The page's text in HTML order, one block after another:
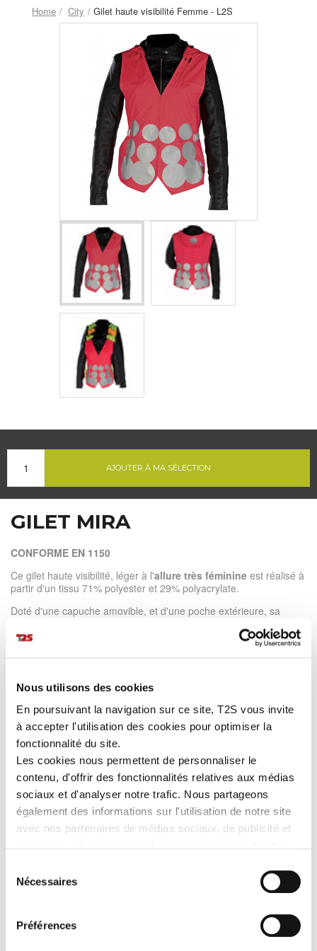
Nous utilisons des cookies
En poursuivant la navigation sur ce site, T2S vous invite
à accepter l'utilisation des cookies pour optimiser la
fonctionnalité du site.
Les cookies nous permettent de personnaliser le
contenu, d'offrir des fonctionnalités relatives aux médias
sociaux et d'analyser notre trafic. Nous partageons
également des informations sur l'utilisation de notre site
avec nos partenaires de médias sociaux, de publicité et
collectées lors de votre utilisation de leurs services.
Nécessaires
Préférences
Home City Gilet haute visibilité Femme - L2S
AJOUTER À MA SÉLECTION
GILET MIRA
CONFORME EN 1150
Ce gilet haute visibilité, léger à l'allure très féminine est réalisé à
partir d'un tissu 71% polyester et 29% polyacrylate.
Doté d'une capuche amovible, et d'une poche extérieure, sa
exceptionnelle.
Sesmotifs rétroréfléchissantsvous assurent unesécurité
PLUS DE DÉTAILS
EN SAVOIR PLUS
Les avantages
à la taille, fermeture centrale à glissière...
Motifs rétroréfléchissants microbilles RETHIOTEX® et
comme de nuit.